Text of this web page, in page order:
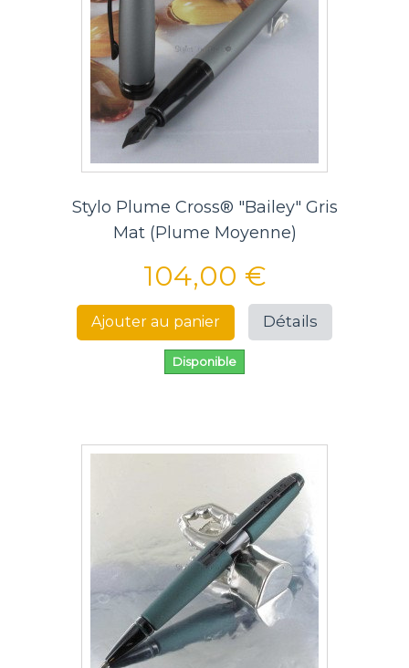
Stylo Plume Cross® "Bailey" Gris
Mat (Plume Moyenne)
104,00 €
Ajouter au panier Détails
Disponible